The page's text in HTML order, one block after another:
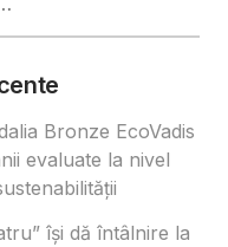
Bronze EcoVadis
evaluate la nivel
își dă întâlnire la